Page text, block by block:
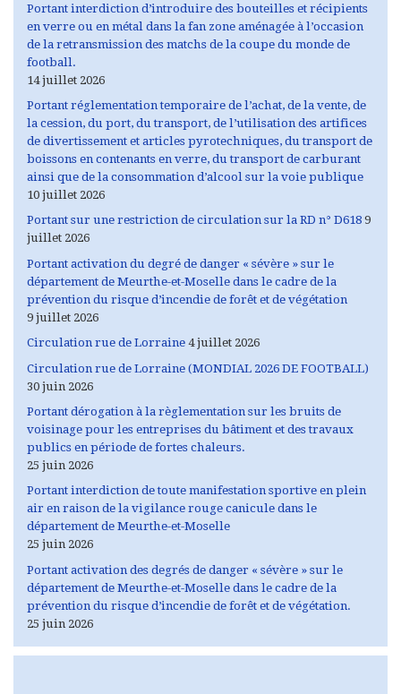
Portant interdiction d’introduire des bouteilles et récipients
en verre ou en métal dans la fan zone aménagée à l’occasion
de la retransmission des matchs de la coupe du monde de
football.
14 juillet 2026
Portant réglementation temporaire de l’achat, de la vente, de
la cession, du port, du transport, de l’utilisation des artifices
de divertissement et articles pyrotechniques, du transport de
boissons en contenants en verre, du transport de carburant
ainsi que de la consommation d’alcool sur la voie publique
10 juillet 2026
Portant sur une restriction de circulation sur la RD n° D618 9
juillet 2026
Portant activation du degré de danger « sévère » sur le
département de Meurthe-et-Moselle dans le cadre de la
prévention du risque d’incendie de forêt et de végétation
9 juillet 2026
Circulation rue de Lorraine 4 juillet 2026
Circulation rue de Lorraine (MONDIAL 2026 DE FOOTBALL)
30 juin 2026
Portant dérogation à la règlementation sur les bruits de
voisinage pour les entreprises du bâtiment et des travaux
publics en période de fortes chaleurs.
25 juin 2026
Portant interdiction de toute manifestation sportive en plein
air en raison de la vigilance rouge canicule dans le
département de Meurthe-et-Moselle
25 juin 2026
Portant activation des degrés de danger « sévère » sur le
département de Meurthe-et-Moselle dans le cadre de la
prévention du risque d’incendie de forêt et de végétation.
25 juin 2026